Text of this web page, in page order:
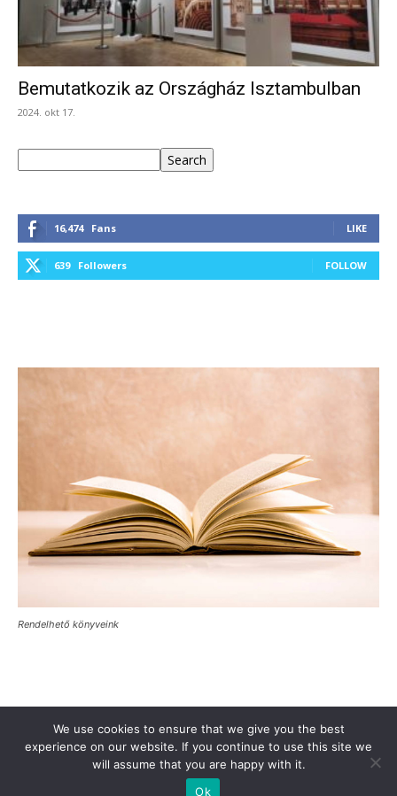
Bemutatkozik az Országház Isztambulban
2024. okt 17.
Search
16,474 Fans LIKE
639 Followers FOLLOW
Rendelhető könyveink
Támogasd a Türkinfót! Kiadványaink
Médiaajánlat
Impresszum
Adatkezelési Tájékoztató ÁSZF
Alapítvány
Rólunk
Kapcsolat
We use cookies to ensure that we give you the best
experience on our website. If you continue to use this site we
will assume that you are happy with it.
Ok